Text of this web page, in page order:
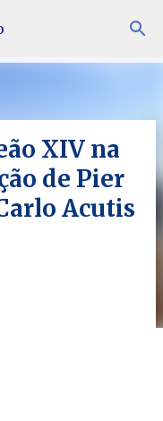
principal
XIV na
de Pier
Acutis